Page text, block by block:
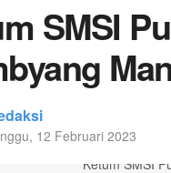
SMSI
12 Februari 2023